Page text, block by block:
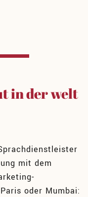
in der welt
mit dem
oder Mumbai: